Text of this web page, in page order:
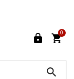
 
0
